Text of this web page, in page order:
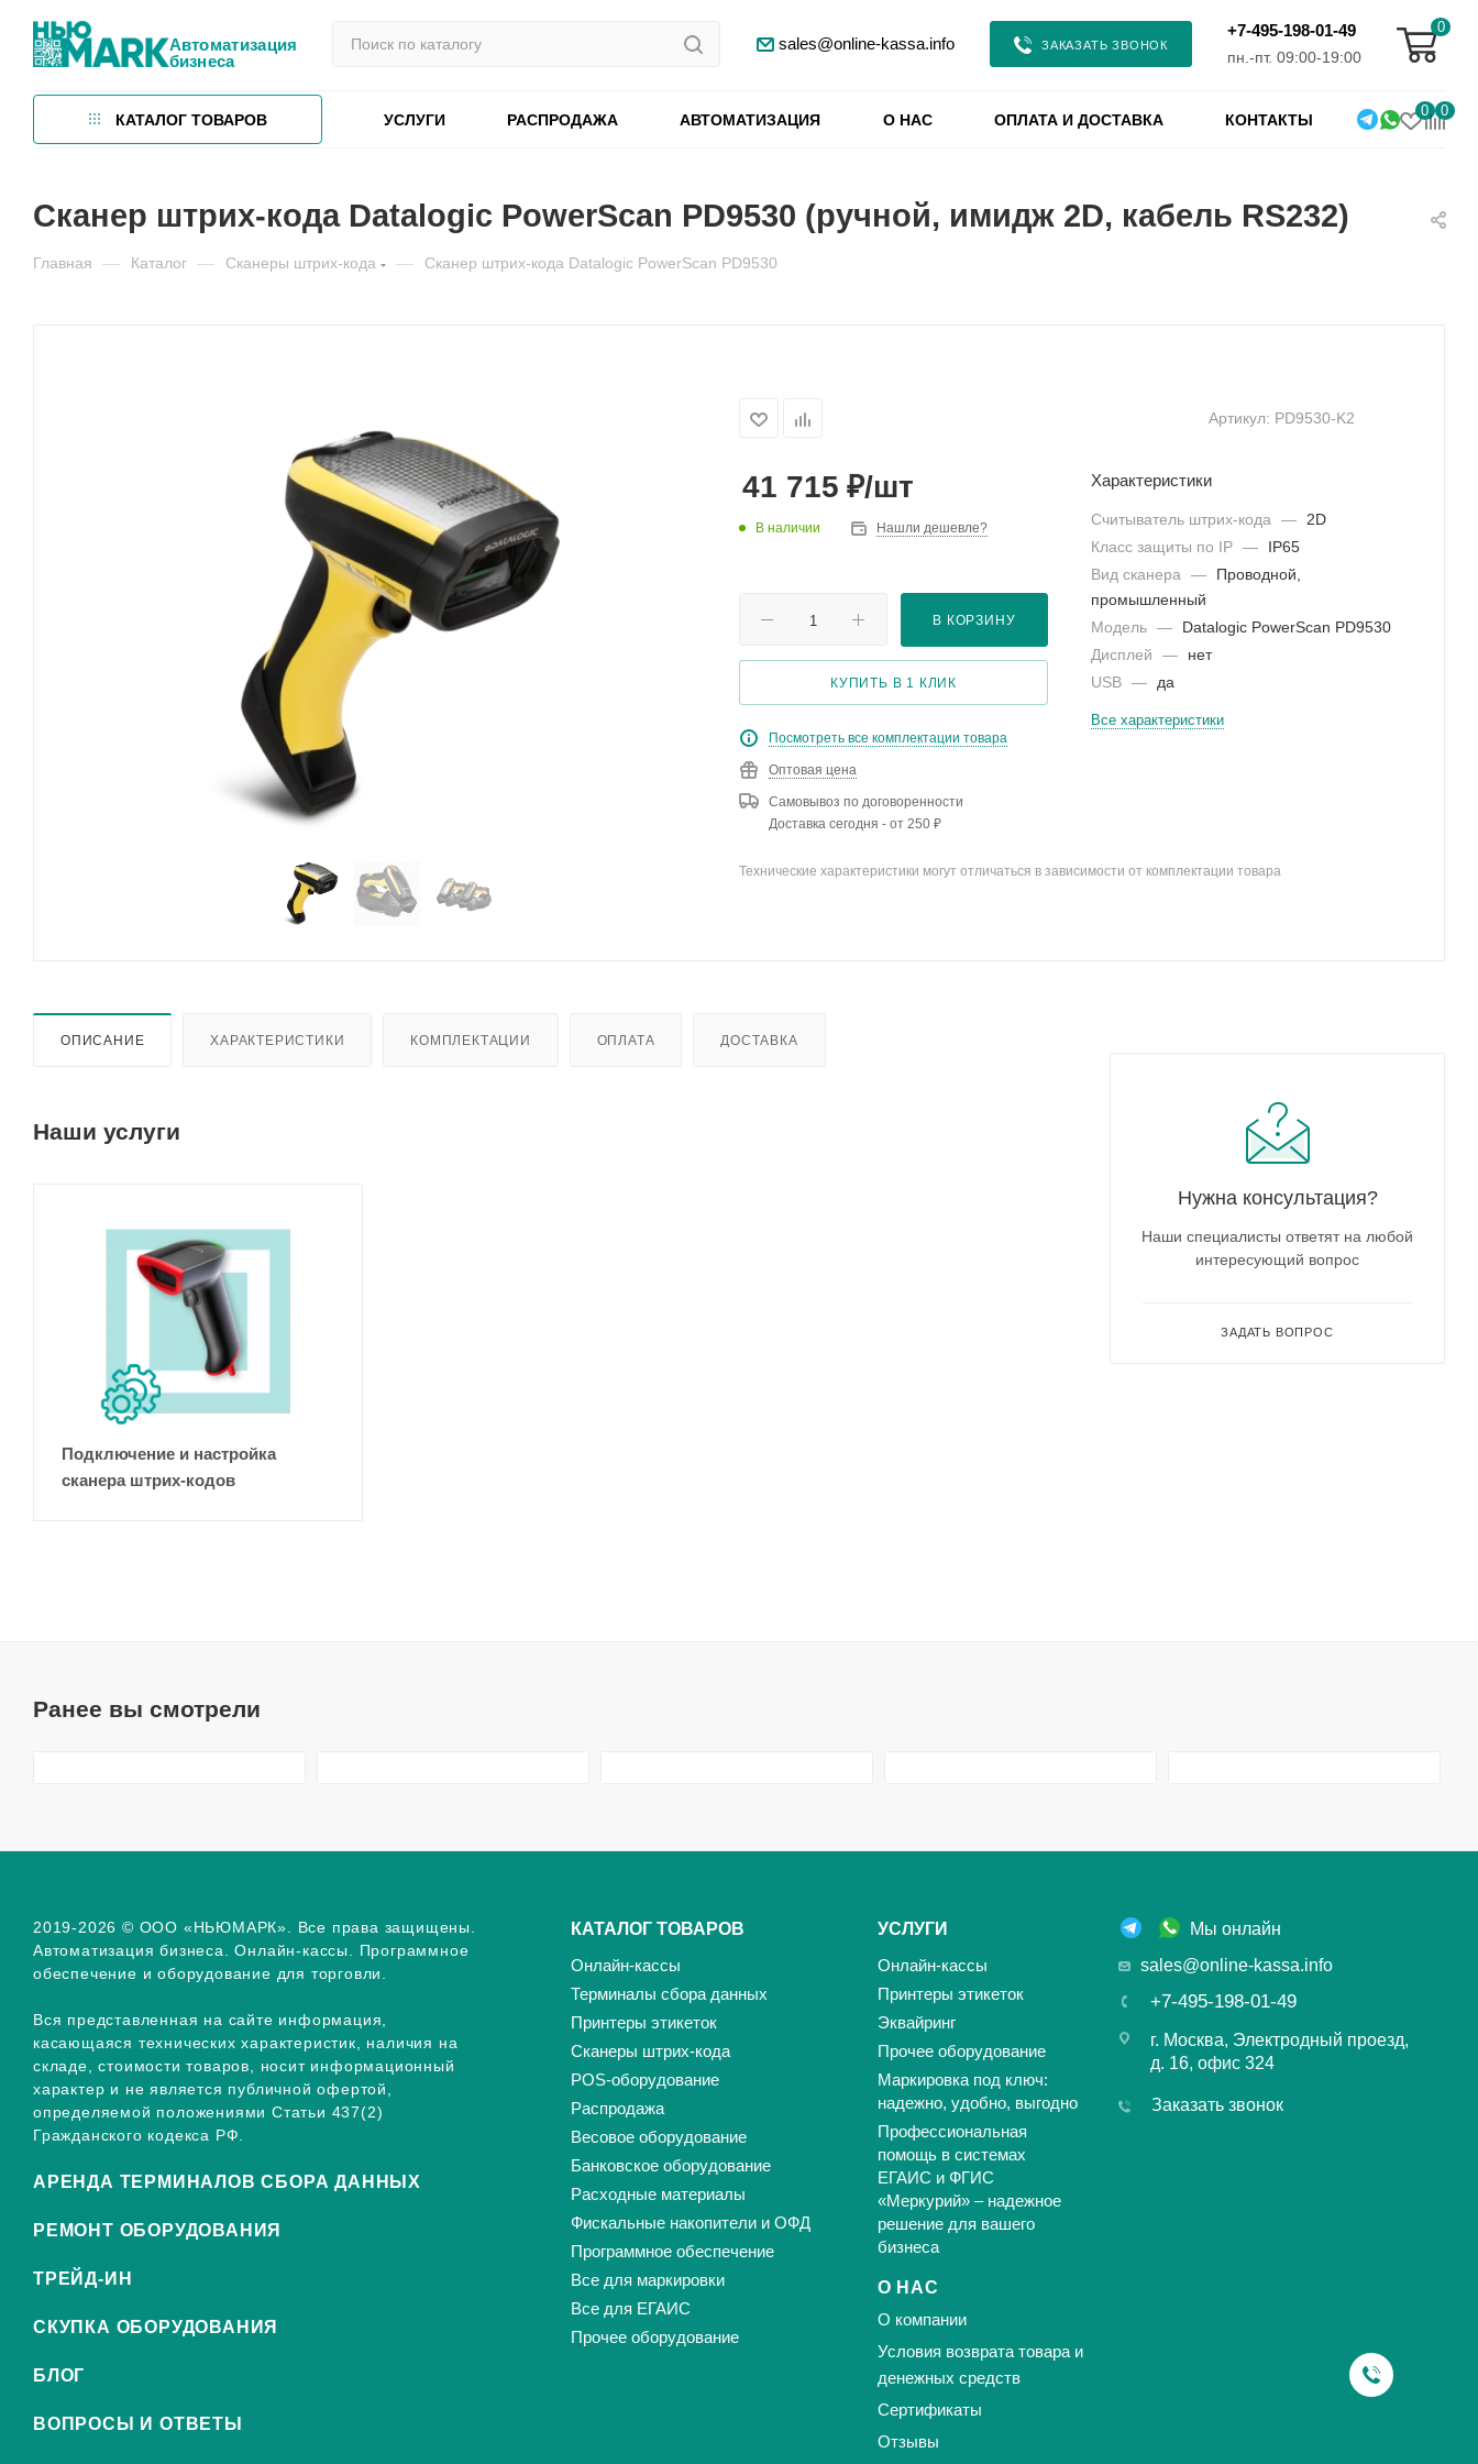
Автоматизация
бизнеса
sales@online-kassa.info ЗАКАЗАТЬ ЗВОНОК
+7-495-198-01-49
пн.-пт. 09:00-19:00
0
КАТАЛОГ ТОВАРОВ УСЛУГИ РАСПРОДАЖА АВТОМАТИЗАЦИЯ О НАС ОПЛАТА И ДОСТАВКА КОНТАКТЫ
0 0
Сканер штрих-кода Datalogic PowerScan PD9530 (ручной, имидж 2D, кабель RS232)
Главная — Каталог — Сканеры штрих-кода — Сканер штрих-кода Datalogic PowerScan PD9530
Артикул: PD9530-K2
41 715 ₽/шт
В наличии Нашли дешевле?
В КОРЗИНУ
КУПИТЬ В 1 КЛИК
Посмотреть все комплектации товара
Оптовая цена
Самовывоз по договоренности
Доставка сегодня - от 250 ₽
Характеристики
Считыватель штрих-кода — 2D
Класс защиты по IP —
IP65
Вид сканера —
Проводной,
промышленный
Модель —
Datalogic PowerScan PD9530
Дисплей
—
нет
USB — да
Все характеристики
Технические характеристики могут отличаться в зависимости от комплектации товара
ОПИСАНИЕ ХАРАКТЕРИСТИКИ КОМПЛЕКТАЦИИ ОПЛАТА ДОСТАВКА
Наши услуги
Подключение и настройка
сканера штрих-кодов
Нужна консультация?
Наши специалисты ответят на любой
интересующий вопрос
ЗАДАТЬ ВОПРОС
Ранее вы смотрели
2019-2026 © ООО «НЬЮМАРК». Все права защищены.
Автоматизация бизнеса. Онлайн-кассы. Программное
обеспечение и оборудование для торговли.
Вся представленная на сайте информация,
касающаяся технических характеристик, наличия на
складе, стоимости товаров, носит информационный
характер и не является публичной офертой,
определяемой положениями Статьи 437(2)
Гражданского кодекса РФ.
АРЕНДА ТЕРМИНАЛОВ СБОРА ДАННЫХ
РЕМОНТ ОБОРУДОВАНИЯ
ТРЕЙД-ИН
СКУПКА ОБОРУДОВАНИЯ
БЛОГ
ВОПРОСЫ И ОТВЕТЫ
КАТАЛОГ ТОВАРОВ
Онлайн-кассы
Терминалы сбора данных
Принтеры этикеток
Сканеры штрих-кода
POS-оборудование
Распродажа
Весовое оборудование
Банковское оборудование
Расходные материалы
Фискальные накопители и ОФД
Программное обеспечение
Все для маркировки
Все для ЕГАИС
Прочее оборудование
УСЛУГИ
Онлайн-кассы
Принтеры этикеток
Эквайринг
Прочее оборудование
Маркировка под ключ:
надежно, удобно, выгодно
Профессиональная
помощь в системах
ЕГАИС и ФГИС
«Меркурий» – надежное
решение для вашего
бизнеса
О НАС
О компании
Условия возврата товара и
денежных средств
Сертификаты
Отзывы
Мы онлайн
sales@online-kassa.info
+7-495-198-01-49
г. Москва, Электродный проезд,
д. 16, офис 324
Заказать звонок